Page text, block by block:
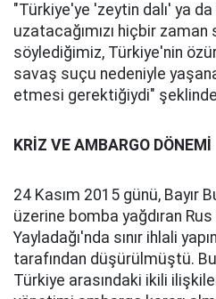
"Türkiye'ye 'zeytin dalı' ya
uzatacağımızı hiçbir
söylediğimiz, Türkiye'nin
savaş suçu nedeniyle
etmesi gerektiğiydi"
KRİZ VE AMBARGO DÖNEMİ
24 Kasım 2015 günü, Bayır
üzerine bomba yağdıran
Yayladağı'nda sınır ihlali
tarafından düşürülmüştü.
Türkiye arasındaki ikili